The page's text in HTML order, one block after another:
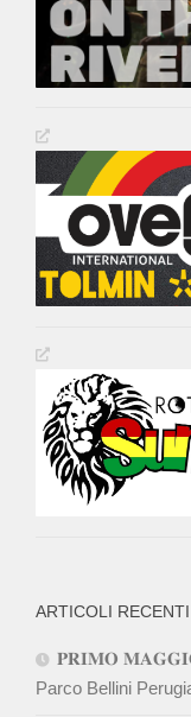
ARTICOLI RECENTI
𝐏𝐑𝐈𝐌𝐎
Parco Bellini